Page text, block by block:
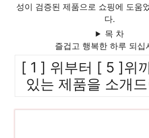
성이 검증된 제품으로 쇼핑에 도움
다.
목 차
즐겁고 행복한 하루 되십
[ 1 ] 위부터 [ 5 ]위
있는 제품을 소개